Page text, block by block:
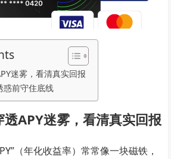
迷雾，看清真实回报
惑前守住底线
APY迷雾，看清真实回报
（年化收益率）常常像一块磁铁，